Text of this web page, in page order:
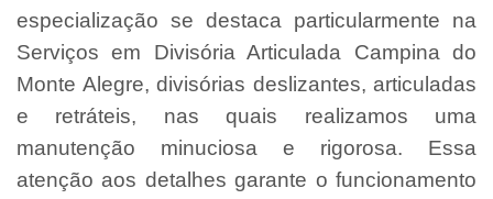
especialização se destaca particularmente na
Serviços em Divisória Articulada Campina do
Monte Alegre, divisórias deslizantes, articuladas
e retráteis, nas quais realizamos uma
manutenção minuciosa e rigorosa. Essa
atenção aos detalhes garante o funcionamento